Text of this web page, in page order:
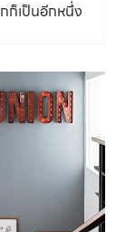
กก็เป็นอีกหนึ่ง